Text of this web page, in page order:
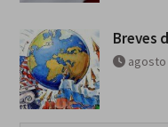
Breves
agosto